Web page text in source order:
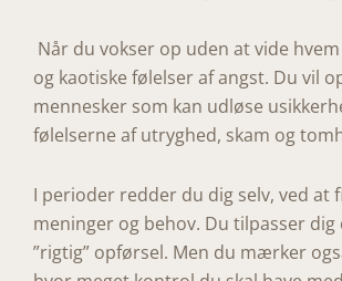
Når du vokser op uden at vide
og kaotiske følelser af angst. Du vil
mennesker som kan udløse
følelserne af utryghed, skam og
I perioder redder du dig selv, ved
meninger og behov. Du tilpasser
”rigtig” opførsel. Men du mærker